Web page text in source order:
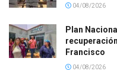
04/08/2026
Plan
Francisco
04/08/2026